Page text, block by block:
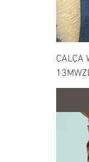
CALÇA